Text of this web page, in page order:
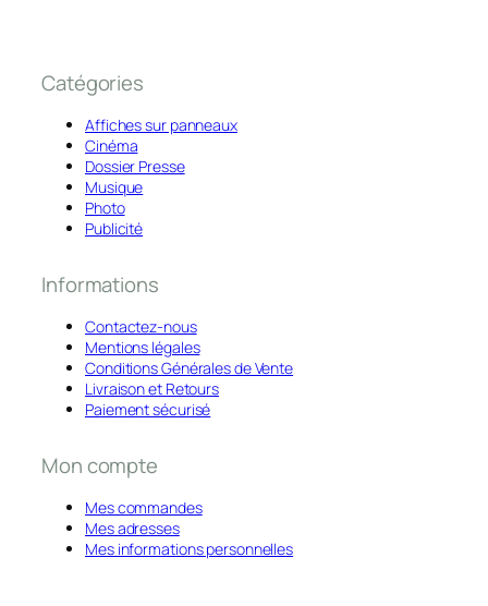
Catégories
Affiches sur panneaux
Cinéma
Dossier Presse
Musique
Photo
Publicité
Informations
Contactez-nous
Mentions légales
Conditions Générales de Vente
Livraison et Retours
Paiement sécurisé
Mon compte
Mes commandes
Mes adresses
Mes informations personnelles